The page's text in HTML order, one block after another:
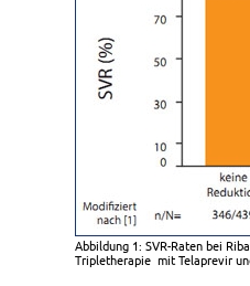
Abbildung 1: SVR-Raten bei
Tripletherapie mit Telaprevir